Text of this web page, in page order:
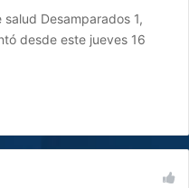
Desamparados 1,
desde este jueves 16